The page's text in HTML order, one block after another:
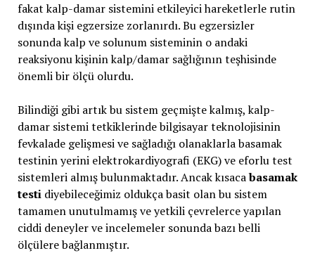
fakat kalp-damar sistemini etkileyici hareketlerle rutin
dışında kişi egzersize zorlanırdı. Bu egzersizler
sonunda kalp ve solunum sisteminin o andaki
reaksiyonu kişinin kalp/damar sağlığının teşhisinde
önemli bir ölçü olurdu.
Bilindiği gibi artık bu sistem geçmişte kalmış, kalp-
damar sistemi tetkiklerinde bilgisayar teknolojisinin
fevkalade gelişmesi ve sağladığı olanaklarla basamak
testinin yerini elektrokardiyografi (EKG) ve eforlu test
sistemleri almış bulunmaktadır. Ancak kısacabasamak
testidiyebileceğimiz oldukça basit olan bu sistem
tamamen unutulmamış ve yetkili çevrelerce yapılan
ciddi deneyler ve incelemeler sonunda bazı belli
ölçülere bağlanmıştır.